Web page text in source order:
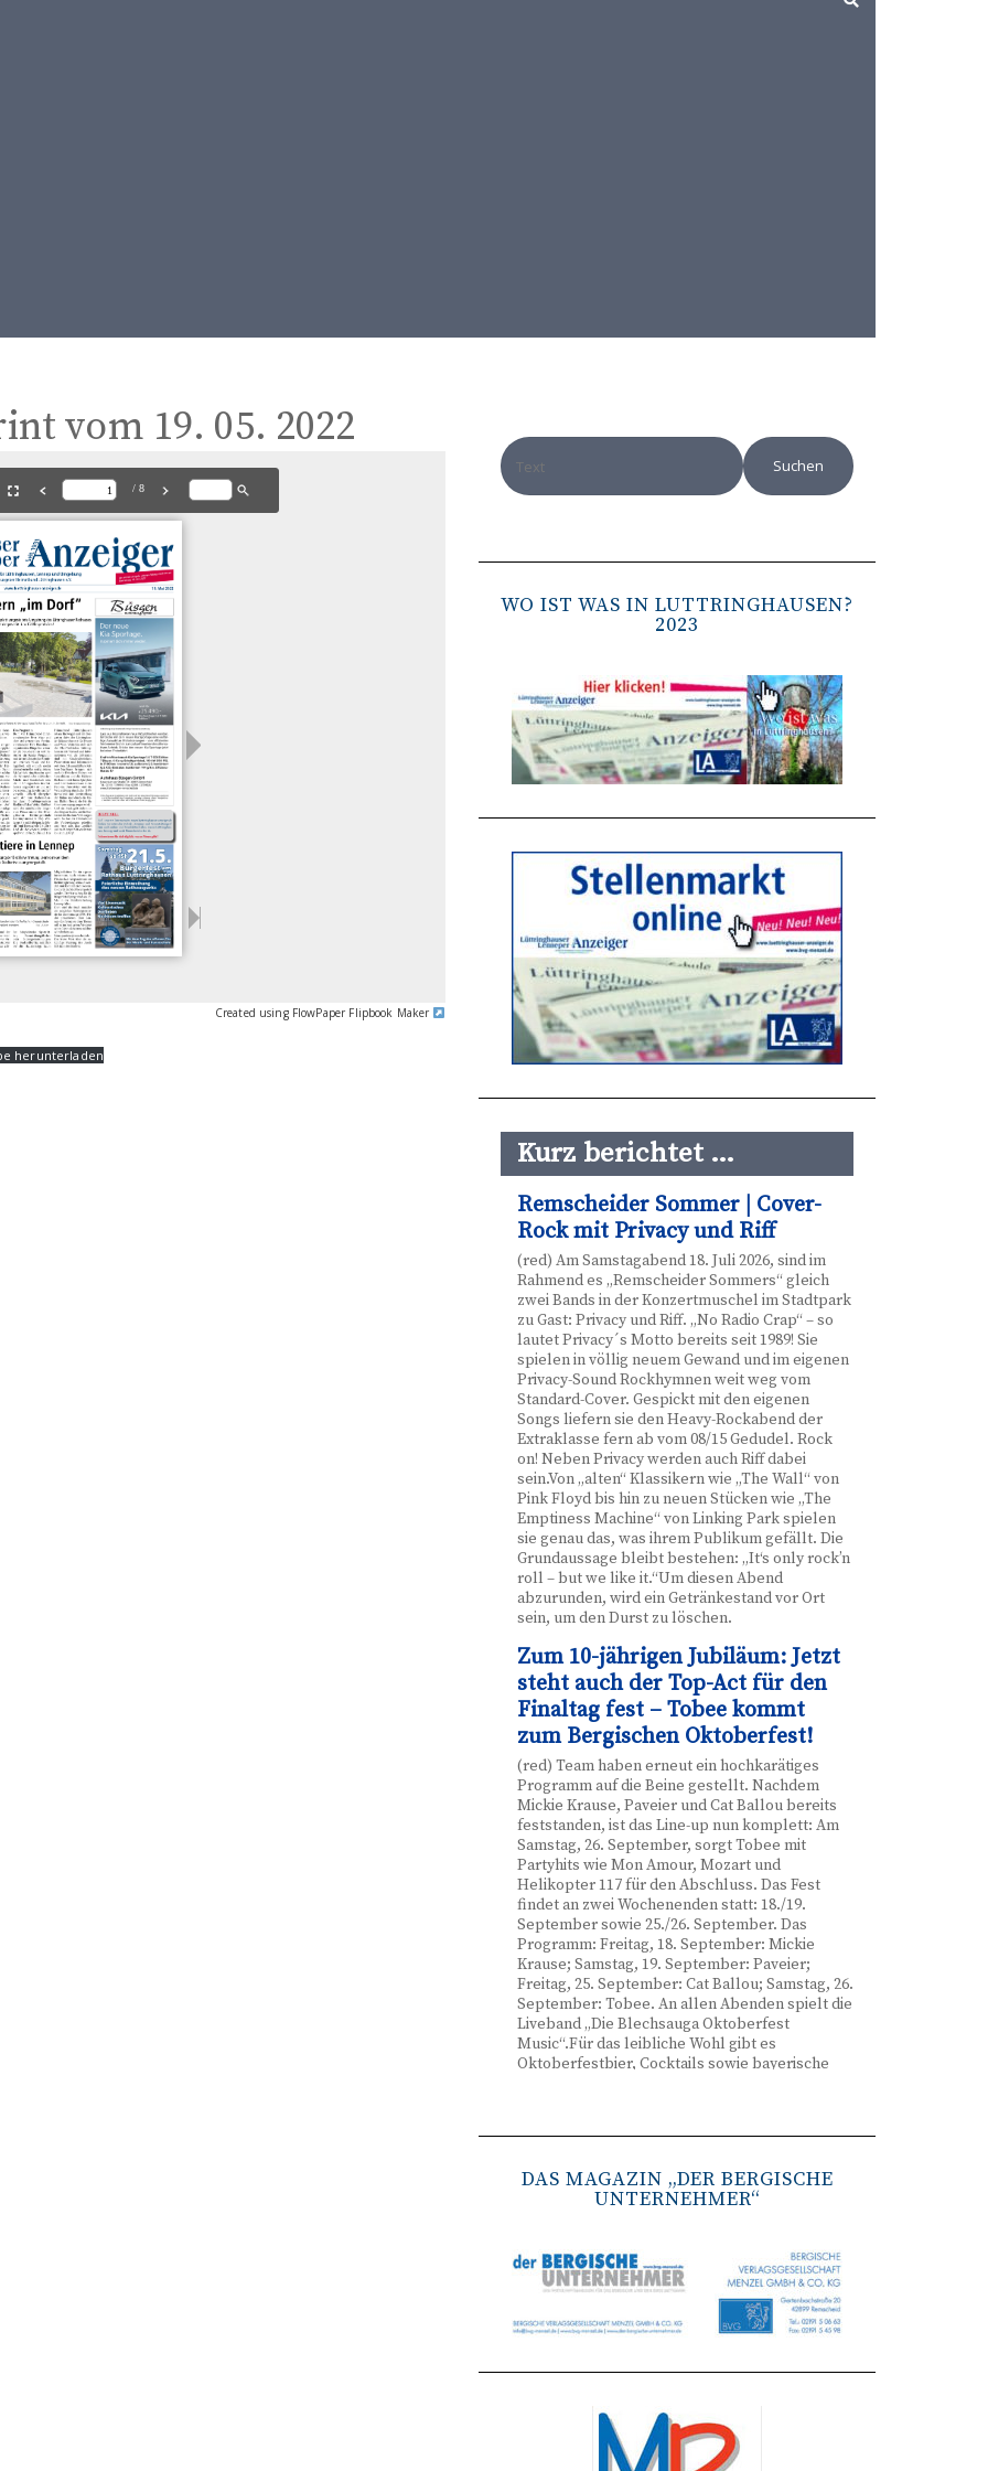
vom 19. 05. 2022
Created using FlowPaper Flipbook Maker
herunterladen
WO IST WAS IN LÜTTRINGHAUSEN?
2023
Kurz berichtet …
Remscheider Sommer | Cover-
Rock mit Privacy und Riff
(red) Am Samstagabend 18. Juli 2026, sind im
Rahmend es „Remscheider Sommers“ gleich
zwei Bands in der Konzertmuschel im Stadtpark
zu Gast: Privacy und Riff. „No Radio Crap“ – so
lautet Privacy´s Motto bereits seit 1989! Sie
spielen in völlig neuem Gewand und im eigenen
Privacy-Sound Rockhymnen weit weg vom
Standard-Cover. Gespickt mit den eigenen
Songs liefern sie den Heavy-Rockabend der
Extraklasse fern ab vom 08/15 Gedudel. Rock
on! Neben Privacy werden auch Riff dabei
sein.Von „alten“ Klassikern wie „The Wall“ von
Pink Floyd bis hin zu neuen Stücken wie „The
Emptiness Machine“ von Linking Park spielen
sie genau das, was ihrem Publikum gefällt. Die
Grundaussage bleibt bestehen: „It‘s only rock’n
roll – but we like it.“Um diesen Abend
abzurunden, wird ein Getränkestand vor Ort
sein, um den Durst zu löschen.
Zum 10-jährigen Jubiläum: Jetzt
steht auch der Top-Act für den
Finaltag fest – Tobee kommt
zum Bergischen Oktoberfest!
(red) Team haben erneut ein hochkarätiges
Programm auf die Beine gestellt. Nachdem
Mickie Krause, Paveier und Cat Ballou bereits
feststanden, ist das Line-up nun komplett: Am
Samstag, 26. September, sorgt Tobee mit
Partyhits wie Mon Amour, Mozart und
Helikopter 117 für den Abschluss. Das Fest
findet an zwei Wochenenden statt: 18./19.
September sowie 25./26. September. Das
Programm: Freitag, 18. September: Mickie
Krause; Samstag, 19. September: Paveier;
Freitag, 25. September: Cat Ballou; Samstag, 26.
September: Tobee. An allen Abenden spielt die
Liveband „Die Blechsauga Oktoberfest
Music“.Für das leibliche Wohl gibt es
Oktoberfestbier, Cocktails sowie bayerische
www.bergisches-oktoberfest.de sowie über die
Remscheid stärkt Krisenvorsorge
Remscheid trainieren Krisenstabsarbeit am
Institut der Feuerwehr NRW in Münster.
Wie funktioniert die Zusammenarbeit im
Krisenfall? Welche Entscheidungen müssen
unter Zeitdruck getroffen werden? Und wie
bestmöglich geschützt werden? Mit diesen und
Mitarbeitende der Stadt Remscheid Ende Juni in
Münster. Im Mittelpunkt der dreitägigen
Schulung am Institut der Feuerwehr Nordrhein-
DAS MAGAZIN „DER BERGISCHE
UNTERNEHMER“